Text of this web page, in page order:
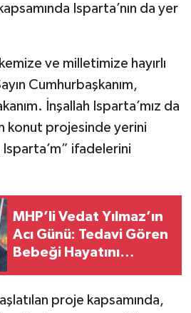
Isparta’nın da yer
ve milletimize hayırlı
Cumhurbaşkanım,
İnşallah Isparta’mız da
konut projesinde yerini
Isparta’m” ifadelerini
MHP’li Vedat Yılmaz’ın
Acı Günü: Tedavi Gören
Bebeği Hayatını
proje kapsamında,